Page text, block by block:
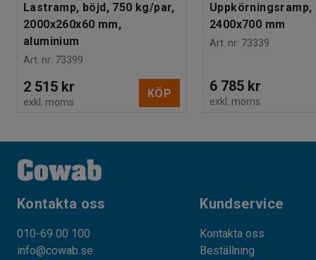
Lastramp, böjd, 750 kg/par,
2000x260x60 mm,
aluminium
Art. nr: 73399
2 515 kr
exkl. moms
KÖP
Uppkörningsramp,
2400x700 mm
Art. nr: 73339
6 785 kr
exkl. moms
Kontakta oss
010-69 00 100
info@cowab.se
Kundservice
Kontakta oss
Beställning